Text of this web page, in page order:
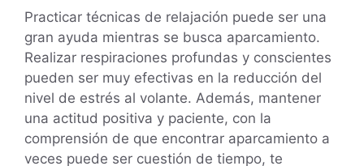
Practicar técnicas de relajación puede ser una
gran ayuda mientras se busca aparcamiento.
Realizar respiraciones profundas y conscientes
pueden ser muy efectivas en la reducción del
nivel de estrés al volante. Además, mantener
una actitud positiva y paciente, con la
comprensión de que encontrar aparcamiento a
veces puede ser cuestión de tiempo, te